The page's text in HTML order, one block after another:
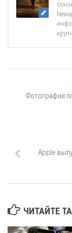
Фотографии
Apple
ЧИТАЙТЕ